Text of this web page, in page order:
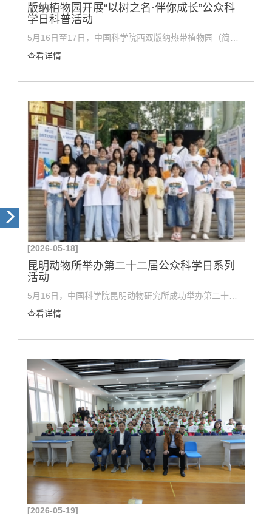
版纳植物园开展“以树之名·伴你成长”公众科
学日科普活动
查看详情
[2026-05-18]
昆明动物所举办第二十二届公众科学日系列
活动
5月16日，中国科学院昆明动物研究所成功举办第二十二届公众科学日活动。本次活动以“赴科学之约 赋未...
查看详情
[2026-05-19]